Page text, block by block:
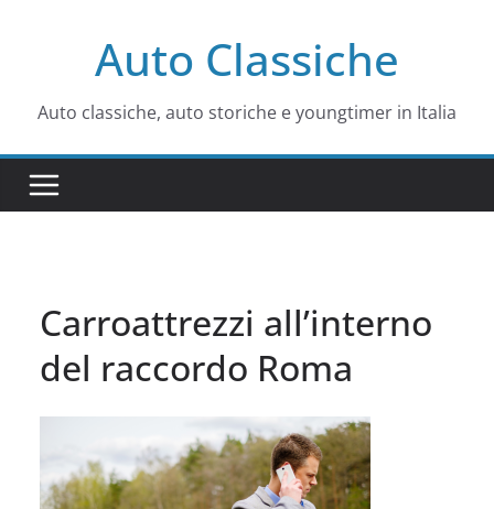
Auto Classiche
Auto classiche, auto storiche e youngtimer in Italia
Carroattrezzi all’interno
del raccordo Roma